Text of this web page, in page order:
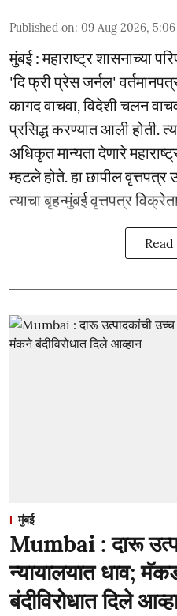
Published on: 09 Aug 2026, 5:06
मुंबई : महाराष्ट्र शासनाच्या
'दि फ्री प्रेस जर्नल'
कागद वाचवा, विदेशी चलन
प्रसिद्ध करण्यात आली होती.
अधिकृत मान्यता देणारे
म्हटले होते. हा छापील वृत्तपत्र
त्याचा बृहन्मुंबई वृत्तपत्र
मुंबई
Mumbai : दारू
न्यायालयात धाव;
बंदीविरोधात दिले